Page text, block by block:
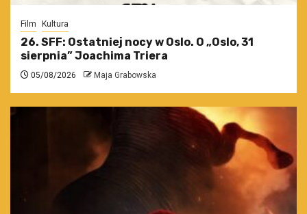
Film Kultura
26. SFF: Ostatniej nocy w Oslo. O „Oslo, 31
sierpnia” Joachima Triera
05/08/2026 Maja Grabowska